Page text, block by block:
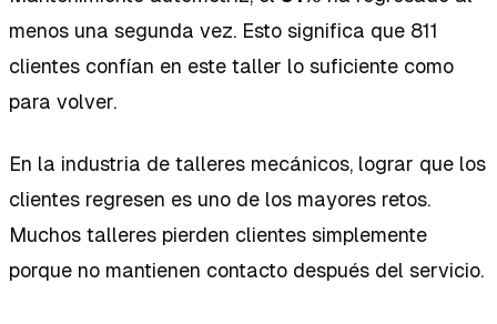
menos una segunda vez. Esto significa que 811
clientes confían en este taller lo suficiente como
para volver.
En la industria de talleres mecánicos, lograr que los
clientes regresen es uno de los mayores retos.
Muchos talleres pierden clientes simplemente
porque no mantienen contacto después del servicio.